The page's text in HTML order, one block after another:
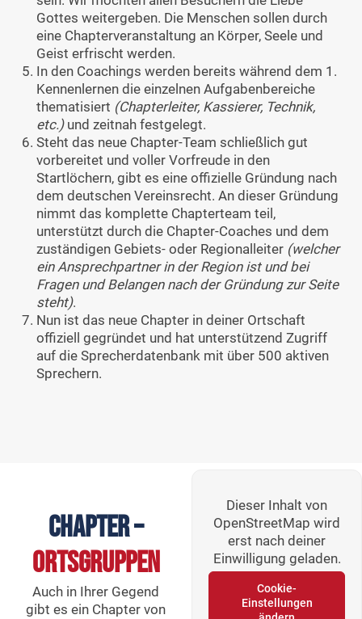
Gottes weitergeben. Die Menschen sollen durch
eine Chapterveranstaltung an Körper, Seele und
Geist erfrischt werden.
In den Coachings werden bereits während dem 1.
Kennenlernen die einzelnen Aufgabenbereiche
thematisiert (Chapterleiter, Kassierer, Technik,
etc.)und zeitnah festgelegt.
Steht das neue Chapter-Team schließlich gut
vorbereitet und voller Vorfreude in den
Startlöchern, gibt es eine offizielle Gründung nach
dem deutschen Vereinsrecht. An dieser Gründung
nimmt das komplette Chapterteam teil,
unterstützt durch die Chapter-Coaches und dem
zuständigen Gebiets- oder Regionalleiter (welcher
ein Ansprechpartner in der Region ist und bei
Fragen und Belangen nach der Gründung zur Seite
steht).
Nun ist das neue Chapter in deiner Ortschaft
offiziell gegründet und hat unterstützend Zugriff
auf die Sprecherdatenbank mit über 500 aktiven
Sprechern.
Chapter –
Ortsgruppen
Auch in Ihrer Gegend
gibt es ein Chapter von
Dieser Inhalt von
OpenStreetMap wird
erst nach deiner
Einwilligung geladen.
Cookie-
Einstellungen